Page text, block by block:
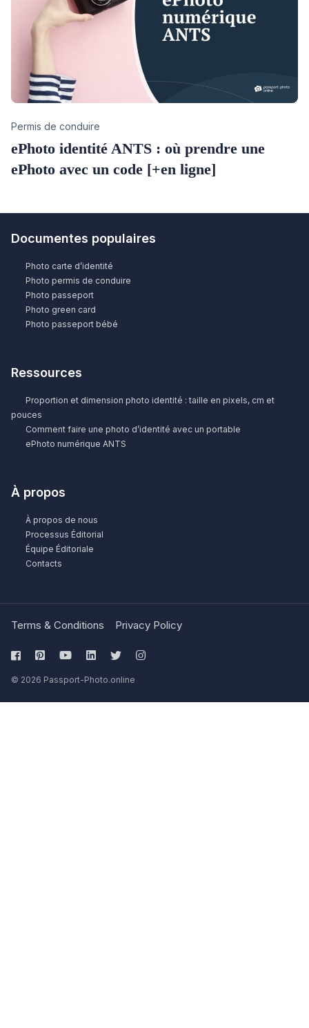
Category
Permis de conduire
ePhoto identité ANTS : où prendre une
ePhoto avec un code [+en ligne]
Documentes populaires
Photo carte d’identité
Photo permis de conduire
Photo passeport
Photo green card
Photo passeport bébé
Ressources
Proportion et dimension photo identité : taille en pixels, cm et
pouces
Comment faire une photo d’identité avec un portable
ePhoto numérique ANTS
À propos
À propos de nous
Processus Éditorial
Équipe Éditoriale
Contacts
Terms & Conditions Privacy Policy
© 2026 Passport-Photo.online